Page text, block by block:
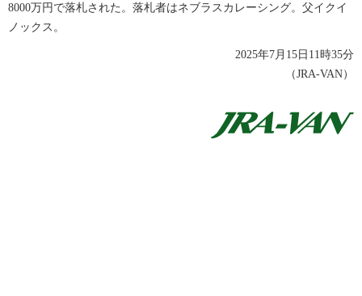
8000万円で落札された。落札者はネブラスカレーシング。父イクイ
ノックス。
2025年7月15日11時35分
（JRA-VAN）